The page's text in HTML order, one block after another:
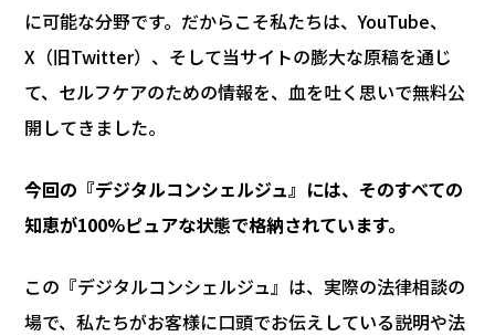
に可能な分野です。だからこそ私たちは、YouTube、
X（旧Twitter）、そして当サイトの膨大な原稿を通じ
て、セルフケアのための情報を、血を吐く思いで無料公
開してきました。
今回の『デジタルコンシェルジュ』には、そのすべての
知恵が100%ピュアな状態で格納されています。
この『デジタルコンシェルジュ』は、実際の法律相談の
場で、私たちがお客様に口頭でお伝えしている説明や法